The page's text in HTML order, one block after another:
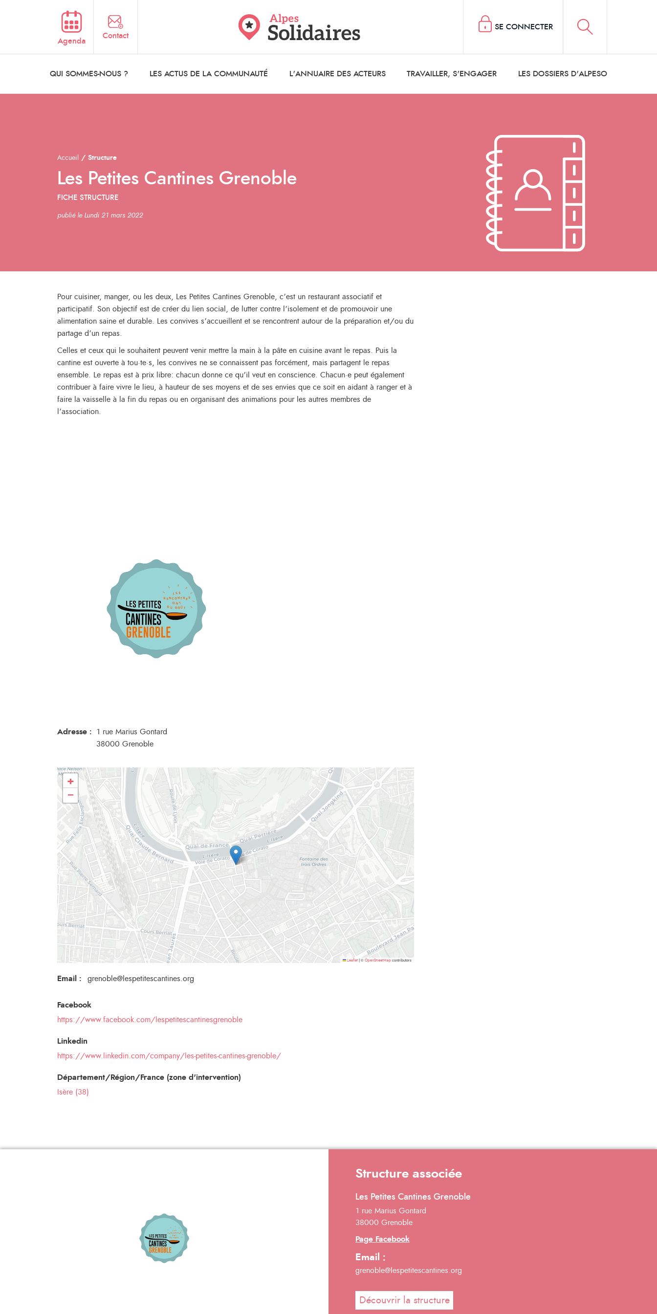
Agenda
Contact
QUI SOMMES-NOUS ? LES ACTUS DE LA COMMUNAUTÉ L'ANNUAIRE DES ACTEURS TRAVAILLER, S'ENGAGER LES DOSSIERS D'ALPESO
SE CONNECTER
Accueil Structure
Les Petites Cantines Grenoble
FICHE STRUCTURE
publié le Lundi 21 mars 2022
Pour cuisiner, manger, ou les deux, Les Petites Cantines Grenoble, c’est un restaurant associatif et
participatif. Son objectif est de créer du lien social, de lutter contre l’isolement et de promouvoir une
alimentation saine et durable. Les convives s’accueillent et se rencontrent autour de la préparation et/ou du
partage d’un repas.
Celles et ceux qui le souhaitent peuvent venir mettre la main à la pâte en cuisine avant le repas. Puis la
cantine est ouverte à tou·te·s, les convives ne se connaissent pas forcément, mais partagent le repas
ensemble. Le repas est à prix libre: chacun donne ce qu’il veut en conscience. Chacun·e peut également
contribuer à faire vivre le lieu, à hauteur de ses moyens et de ses envies que ce soit en aidant à ranger et à
faire la vaisselle à la fin du repas ou en organisant des animations pour les autres membres de
l’association.
Adresse :
1 rue Marius Gontard
38000 Grenoble
+
−
Leaflet © OpenStreetMap contributors
Email : grenoble@lespetitescantines.org
Facebook
https://www.facebook.com/lespetitescantinesgrenoble
Linkedin
https://www.linkedin.com/company/les-petites-cantines-grenoble/
Département/Région/France (zone d'intervention)
Isère (38)
Structure associée
Les Petites Cantines Grenoble
1 rue Marius Gontard
38000 Grenoble
Page Facebook
Email :
grenoble@lespetitescantines.org
Découvrir la structure